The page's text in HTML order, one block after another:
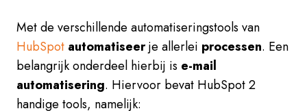
Met de verschillende automatiseringstools van
HubSpot automatiseerje allerlei processen. Een
belangrijk onderdeel hierbij is e-mail
automatisering. Hiervoor bevat HubSpot 2
handige tools, namelijk: